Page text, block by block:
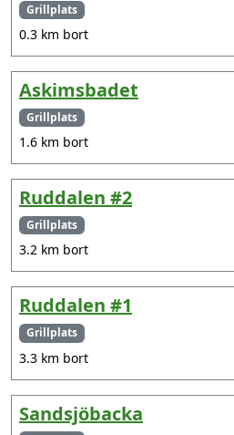
Grillplats
0.3 km bort
Askimsbadet
Grillplats
1.6 km bort
Ruddalen #2
Grillplats
3.2 km bort
Ruddalen #1
Grillplats
3.3 km bort
Sandsjöbacka